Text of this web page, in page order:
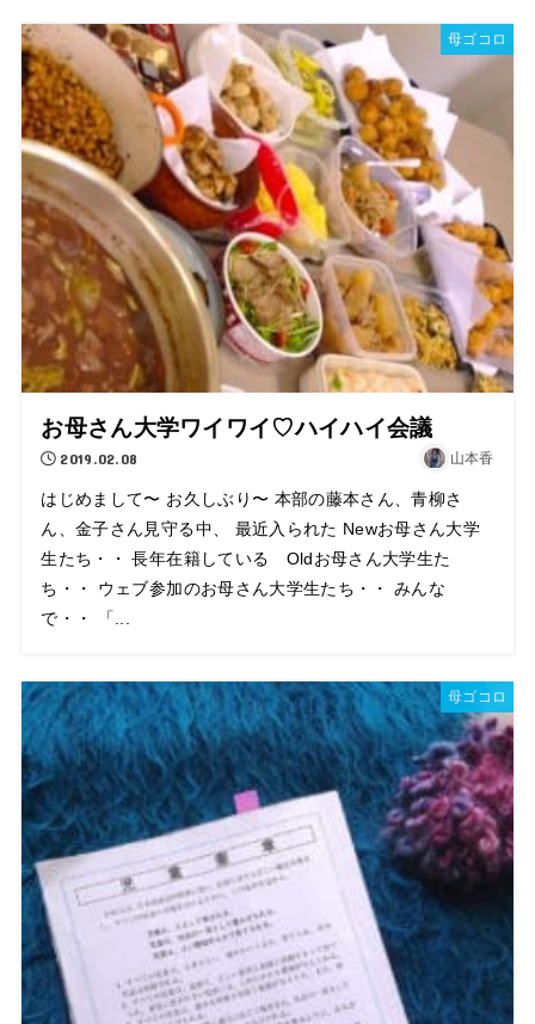
母ゴコロ
お母さん大学ワイワイ♡ハイハイ会議
2019.02.08 山本香
はじめまして〜 お久しぶり〜 本部の藤本さん、青柳さ
ん、金子さん見守る中、 最近入られた Newお母さん大学
生たち・・ 長年在籍している Oldお母さん大学生た
ち・・ ウェブ参加のお母さん大学生たち・・ みんな
で・・ 「...
母ゴコロ